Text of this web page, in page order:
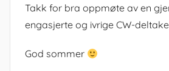
Takk for bra oppmøte av en
engasjerte og ivrige CW-
God sommer